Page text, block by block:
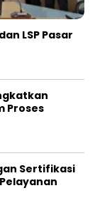
LSP Pasar
Proses
Sertifikasi